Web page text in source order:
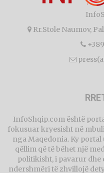
Rr.Stole Naumov,
InfoShqip.com është
fokusuar kryesisht në
nga Maqedonia. Ky portal
qëllim që të bëhet një
politikisht, i pavarur
ndershmëri të zhvillojë